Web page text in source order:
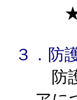
３．防
防